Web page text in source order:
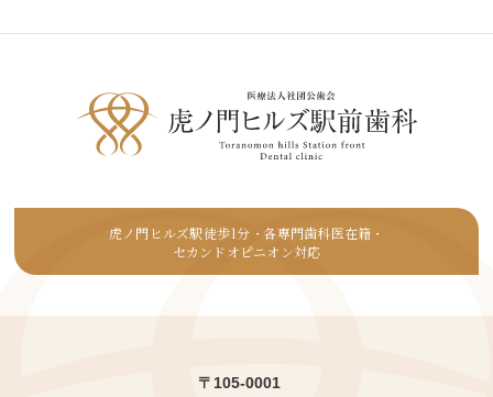
虎ノ門ヒルズ駅徒歩1分 ・各専門歯科医在籍 ・
セカンドオピニオン対応
〒105-0001